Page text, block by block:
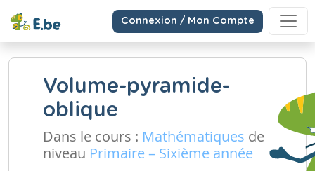
Connexion / Mon Compte
Volume-pyramide-
oblique
Dans le cours : Mathématiques de
niveau Primaire – Sixième année